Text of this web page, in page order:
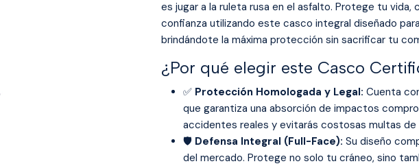
es jugar a la ruleta rusa en el asfalto. Protege tu
confianza utilizando este casco integral diseñado
brindándote la máxima protección sin sacrificar tu
¿Por qué elegir este Casco
✅ Protección Homologada y Legal: Cuenta
que garantiza una absorción de impactos
accidentes reales y evitarás costosas multas
🛡️ Defensa Integral (Full-Face): Su diseño
del mercado. Protege no solo tu cráneo, sino